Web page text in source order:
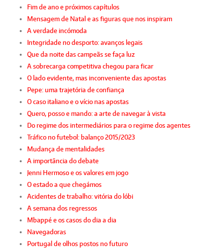
Fim de ano e próximos capítulos
Mensagem de Natal e as figuras que nos inspiram
A verdade incómoda
Integridade no desporto: avanços legais
Que da noite das campeãs se faça luz
A sobrecarga competitiva chegou para ficar
O lado evidente, mas inconveniente das apostas
Pepe: uma trajetória de confiança
O caso italiano e o vício nas apostas
Quero, posso e mando: a arte de navegar à vista
Do regime dos intermediários para o regime dos agentes
Tráfico no futebol: balanço 2015/2023
Mudança de mentalidades
A importância do debate
Jenni Hermoso e os valores em jogo
O estado a que chegámos
Acidentes de trabalho: vitória do lóbi
A semana dos regressos
Mbappé e os casos do dia a dia
Navegadoras
Portugal de olhos postos no futuro